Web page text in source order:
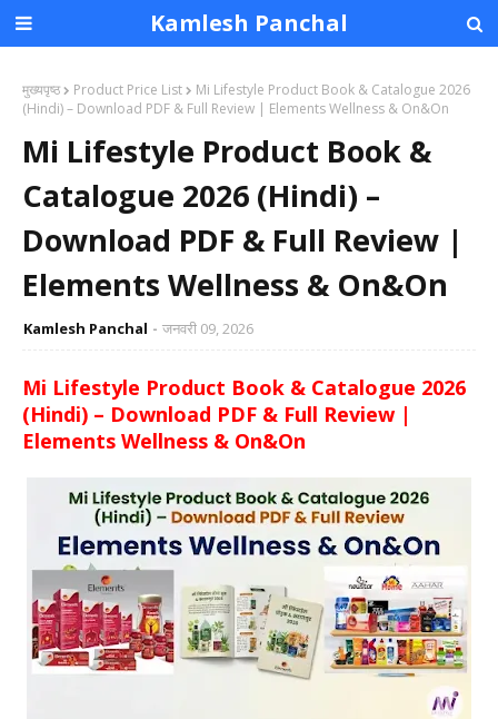
Kamlesh Panchal
मुख्यपृष्ठ Product Price List
Mi Lifestyle Product Book & Catalogue 2026
(Hindi) – Download PDF & Full Review | Elements Wellness & On&On
Mi Lifestyle Product Book &
Catalogue 2026 (Hindi) –
Download PDF & Full Review |
Elements Wellness & On&On
Kamlesh Panchal जनवरी 09, 2026
Mi Lifestyle Product Book & Catalogue 2026
(Hindi) – Download PDF & Full Review |
Elements Wellness & On&On